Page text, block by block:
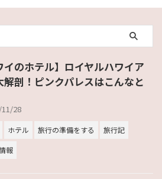
イのホテル】ロイヤルハワイア
解剖！ピンクパレスはこんなと
28
ホテル 旅行の準備をする
旅行記
報